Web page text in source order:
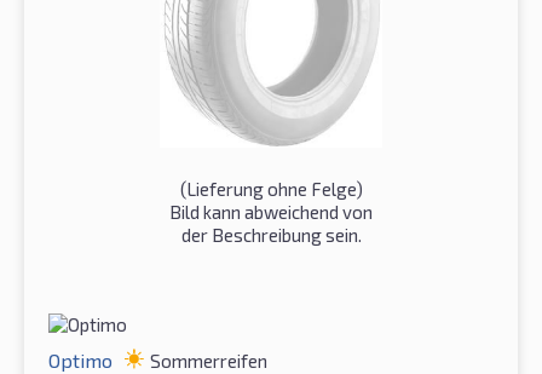
(Lieferung ohne Felge)
Bild kann abweichend von
der Beschreibung sein.
Optimo Sommerreifen